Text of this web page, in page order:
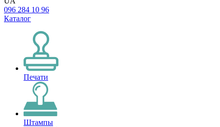
096 284 10 96
Каталог
Печати
Штампы